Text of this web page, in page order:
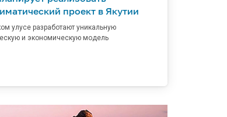
проект в Якутии
улусе разработают уникальную
и экономическую модель